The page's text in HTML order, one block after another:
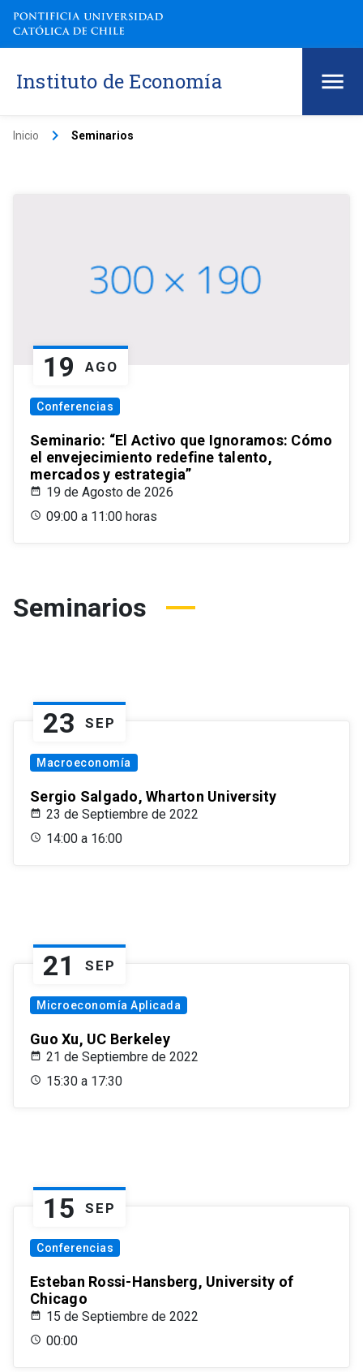
Instituto de Economía
Inicio keyboard_arrow_right Seminarios
19 AGO
Conferencias
Seminario: “El Activo que Ignoramos: Cómo
el envejecimiento redefine talento,
mercados y estrategia”
19 de Agosto de 2026
09:00 a 11:00 horas
Seminarios
23 SEP
Macroeconomía
Sergio Salgado, Wharton University
23 de Septiembre de 2022
14:00 a 16:00
21 SEP
Microeconomía Aplicada
Guo Xu, UC Berkeley
21 de Septiembre de 2022
15:30 a 17:30
15 SEP
Conferencias
Esteban Rossi-Hansberg, University of
Chicago
15 de Septiembre de 2022
00:00